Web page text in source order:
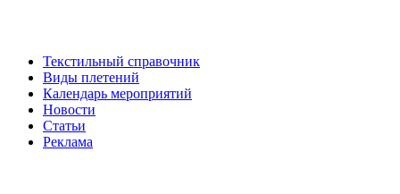
Текстильный справочник
Виды плетений
Календарь мероприятий
Новости
Статьи
Реклама